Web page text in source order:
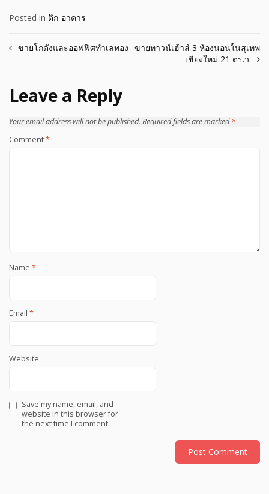
Posted in ตึก-อาคาร
Post
ขายโกดังและออฟฟิศทำเลทอง ขายทาวน์เฮ้าส์ 3 ห้องนอนในสุเทพ
เชียงใหม่ 21 ตร.ว.
Leave a Reply
Your email address will not be published. Required fields are marked*
Comment*
Name *
Email *
Website
Save my name, email, and
website in this browser for
the next time I comment.